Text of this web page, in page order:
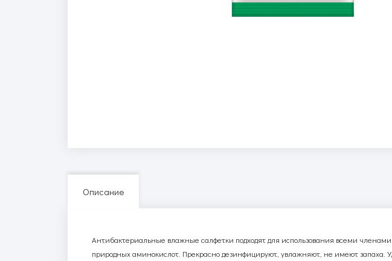
Описание
Антибактериальные влажные салфетки подходят для использования всеми
природных аминокислот. Прекрасно дезинфицируют, увлажняют, не имеют запаха.